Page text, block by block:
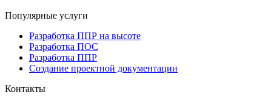
Популярные услуги
Разработка ППР на высоте
Разработка ПОС
Разработка ППР
Создание проектной документации
Контакты